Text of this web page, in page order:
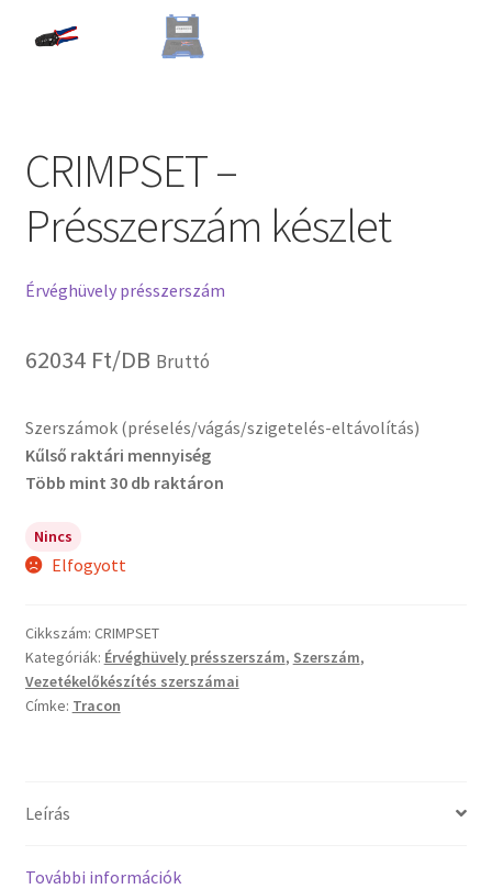
CRIMPSET –
Présszerszám készlet
Érvéghüvely présszerszám
62034 Ft/DB Bruttó
Szerszámok (préselés/vágás/szigetelés-eltávolítás)
Kűlső raktári mennyiség
Több mint 30 db raktáron
Nincs
Elfogyott
Cikkszám: CRIMPSET
Kategóriák: Érvéghüvely présszerszám, Szerszám,
Vezetékelőkészítés szerszámai
Címke: Tracon
Leírás
További információk